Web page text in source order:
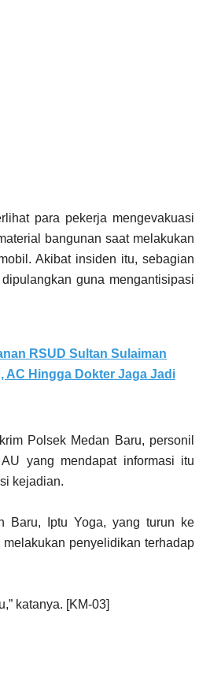
para pekerja mengevakuasi
bangunan saat melakukan
Akibat insiden itu, sebagian
guna mengantisipasi
RSUD Sultan Sulaiman
AC Hingga Dokter Jaga Jadi
Polsek Medan Baru, personil
yang mendapat informasi itu
kejadian.
Baru, Iptu Yoga, yang turun ke
melakukan penyelidikan terhadap
katanya. [KM-03]